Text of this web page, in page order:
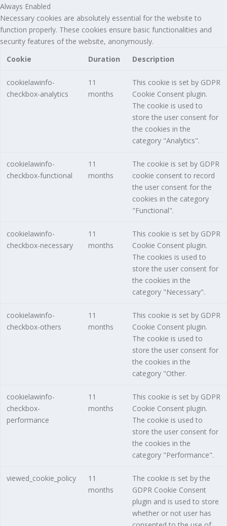
Always Enabled
Necessary cookies are absolutely essential for the website to
function properly. These cookies ensure basic functionalities and
security features of the website, anonymously.
Cookie
Duration Description
cookielawinfo-
checkbox-analytics
11
months
This cookie is set by GDPR
Cookie Consent plugin.
The cookie is used to
store the user consent for
the cookies in the
category "Analytics".
cookielawinfo-
checkbox-functional
11
months
The cookie is set by GDPR
cookie consent to record
the user consent for the
cookies in the category
"Functional".
cookielawinfo-
checkbox-necessary
11
months
This cookie is set by GDPR
Cookie Consent plugin.
The cookies is used to
store the user consent for
the cookies in the
category "Necessary".
cookielawinfo-
checkbox-others
11
months
This cookie is set by GDPR
Cookie Consent plugin.
The cookie is used to
store the user consent for
the cookies in the
category "Other.
cookielawinfo-
checkbox-
performance
11
months
This cookie is set by GDPR
Cookie Consent plugin.
The cookie is used to
store the user consent for
the cookies in the
category "Performance".
viewed_cookie_policy
11
months
The cookie is set by the
GDPR Cookie Consent
plugin and is used to store
whether or not user has